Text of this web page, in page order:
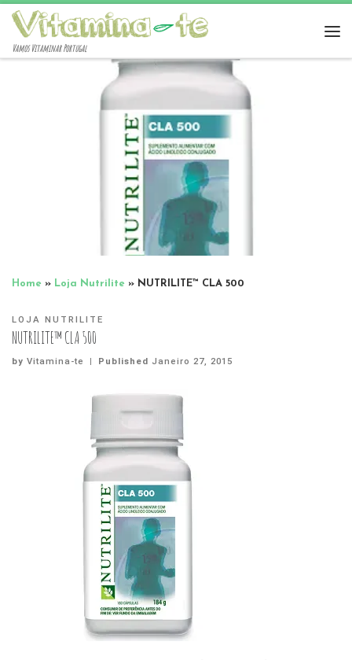
Vamos Vitaminar Portugal
Home » Loja Nutrilite » NUTRILITE™ CLA 500
LOJA NUTRILITE
NUTRILITE™ CLA 500
by Vitamina-te | Published Janeiro 27, 2015